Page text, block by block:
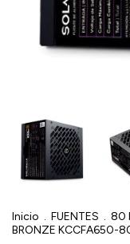
Inicio . FUENTES . 80
BRONZE KCCFA650-